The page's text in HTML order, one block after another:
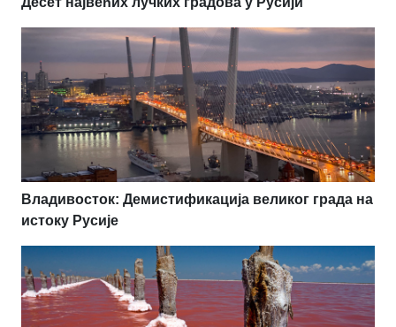
Владивосток: Демистификација великог града на
истоку Русије